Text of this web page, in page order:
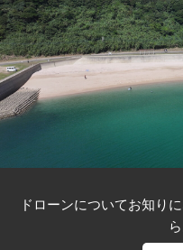
ドローンについてお知り